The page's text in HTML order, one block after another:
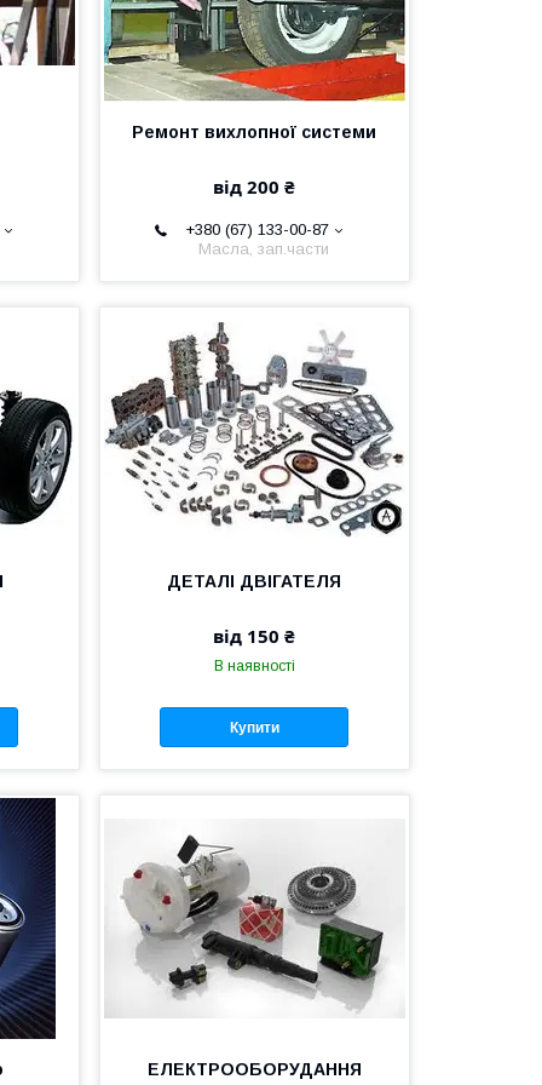
Ремонт вихлопної системи
від 200 ₴
+380 (67) 133-00-87
Масла, зап.части
ДЕТАЛІ ДВІГАТЕЛЯ
від 150 ₴
В наявності
Купити
ЕЛЕКТРООБОРУДАННЯ